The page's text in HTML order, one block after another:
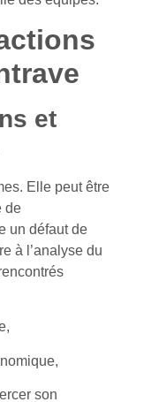
et
Elle peut être
de
un défaut de
à l’analyse du
son